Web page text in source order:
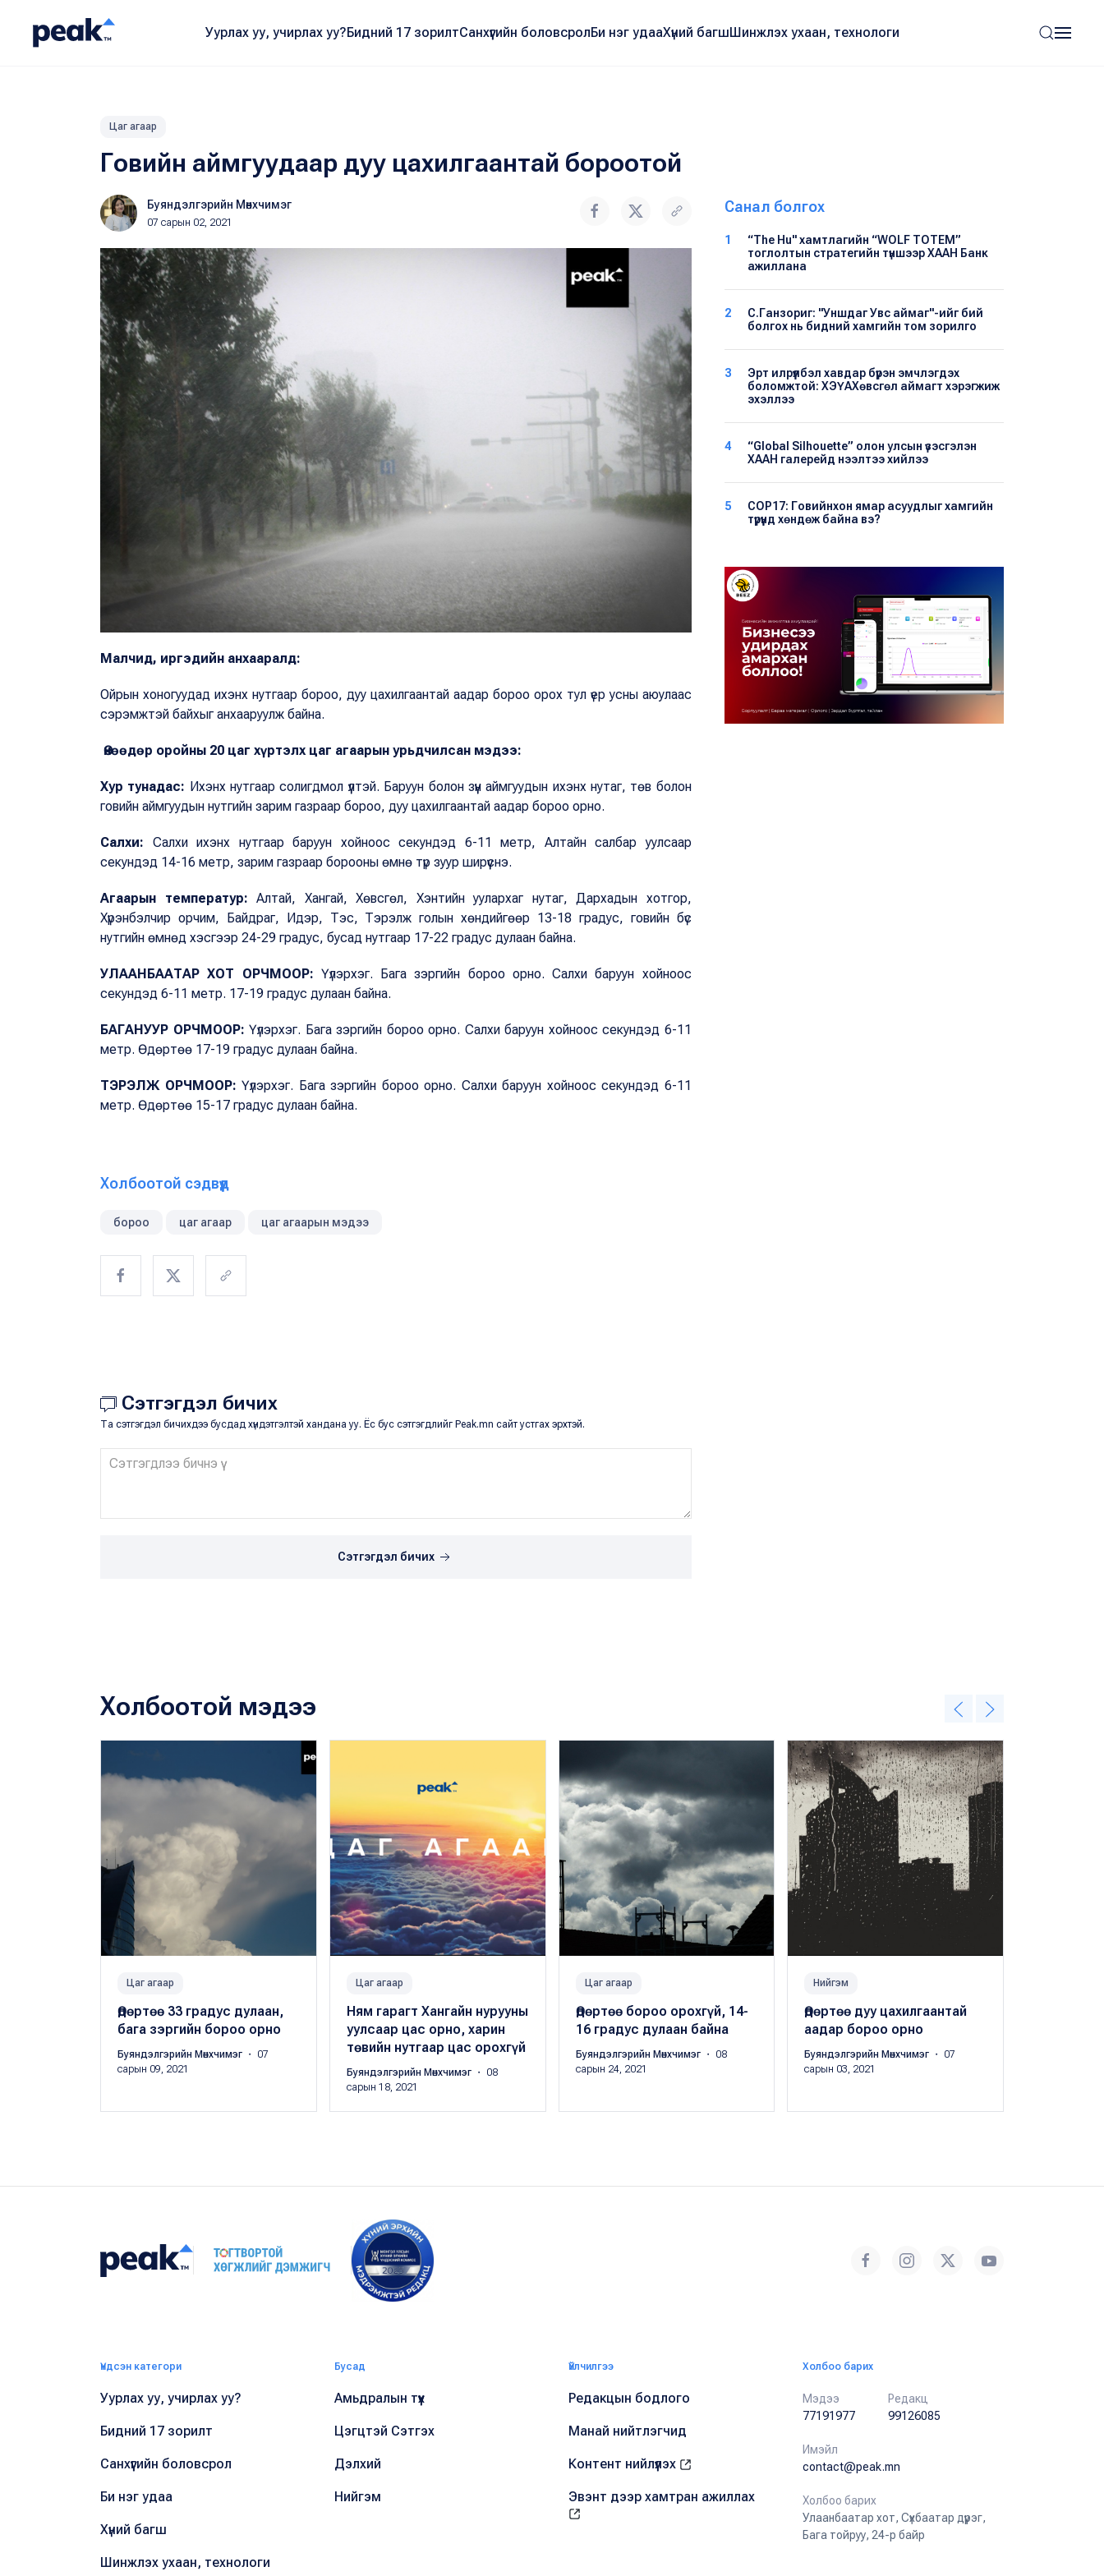
Уурлах уу, учирлах уу?Бидний 17 зорилтСанхүүгийн боловсролБи нэг удааХүний багшШинжлэх ухаан, технологи
Цаг агаар
Говийн аймгуудаар дуу цахилгаантай бороотой
Буяндэлгэрийн Мөнхчимэг
07 сарын 02, 2021
Малчид, иргэдийн анхааралд:
Ойрын хоногуудад ихэнх нутгаар бороо, дуу цахилгаантай аадар бороо орох тул үер усны аюулаас
сэрэмжтэй байхыг анхааруулж байна.
Өнөөдөр оройны 20 цаг хүртэлх цаг агаарын урьдчилсан мэдээ:
Хур тунадас: Ихэнх нутгаар солигдмол үүлтэй. Баруун болон зүүн аймгуудын ихэнх нутаг, төв болон
говийн аймгуудын нутгийн зарим газраар бороо, дуу цахилгаантай аадар бороо орно.
Салхи: Салхи ихэнх нутгаар баруун хойноос секундэд 6-11 метр, Алтайн салбар уулсаар
секундэд 14-16 метр, зарим газраар борооны өмнө түр зуур ширүүснэ.
Агаарын температур:Алтай, Хангай, Хөвсгөл, Хэнтийн уулархаг нутаг, Дархадын хотгор,
Хүрэнбэлчир орчим, Байдраг, Идэр, Тэс, Тэрэлж голын хөндийгөөр 13-18 градус, говийн бүс
нутгийн өмнөд хэсгээр 24-29 градус, бусад нутгаар 17-22 градус дулаан байна.
УЛААНБААТАР ХОТ ОРЧМООР: Үүлэрхэг. Бага зэргийн бороо орно. Салхи баруун хойноос
секундэд 6-11 метр. 17-19 градус дулаан байна.
БАГАНУУР ОРЧМООР: Үүлэрхэг. Бага зэргийн бороо орно. Салхи баруун хойноос секундэд 6-11
метр. Өдөртөө 17-19 градус дулаан байна.
ТЭРЭЛЖ ОРЧМООР:Үүлэрхэг. Бага зэргийн бороо орно. Салхи баруун хойноос секундэд 6-11
метр. Өдөртөө 15-17 градус дулаан байна.
Холбоотой сэдвүүд
бороо цаг агаар цаг агаарын мэдээ
Сэтгэгдэл бичих
Та сэтгэгдэл бичихдээ бусдад хүндэтгэлтэй хандана уу. Ёс бус сэтгэгдлийг Peak.mn сайт устгах эрхтэй.
Сэтгэгдэл бичих
Санал болгох
1
“The Hu" хамтлагийн “WOLF TOTEM”
тоглолтын стратегийн түншээр ХААН Банк
ажиллана
2
С.Ганзориг: "Уншдаг Увс аймаг"-ийг бий
болгох нь бидний хамгийн том зорилго
3
Эрт илрүүлбэл хавдар бүрэн эмчлэгдэх
боломжтой: ХЭҮА​Хөвсгөл аймагт хэрэгжиж
эхэллээ
4
“Global Silhouette” олон улсын үзэсгэлэн
ХААН галерейд нээлтээ хийлээ
5
COP17: Говийнхон ямар асуудлыг хамгийн
түрүүнд хөндөж байна вэ?
Холбоотой мэдээ
Цаг агаар
Өдөртөө 33 градус дулаан,
бага зэргийн бороо орно
Буяндэлгэрийн Мөнхчимэг ・ 07
сарын 09, 2021
Цаг агаар
Ням гарагт Хангайн нурууны
уулсаар цас орно, харин
төвийн нутгаар цас орохгүй
Буяндэлгэрийн Мөнхчимэг ・ 08
сарын 18, 2021
Цаг агаар
Өдөртөө бороо орохгүй, 14-
16 градус дулаан байна
Буяндэлгэрийн Мөнхчимэг ・ 08
сарын 24, 2021
Нийгэм
Өдөртөө дуу цахилгаантай
аадар бороо орно
Буяндэлгэрийн Мөнхчимэг ・ 07
сарын 03, 2021
Үндсэн категори
Уурлах уу, учирлах уу?
Бидний 17 зорилт
Санхүүгийн боловсрол
Би нэг удаа
Хүний багш
Шинжлэх ухаан, технологи
Бусад
Амьдралын түүх
Цэгцтэй Сэтгэх
Дэлхий
Нийгэм
Үйлчилгээ
Редакцын бодлого
Манай нийтлэгчид
Контент нийлүүлэх
Эвэнт дээр хамтран ажиллах
Холбоо барих
Мэдээ
77191977
Редакц
99126085
Имэйл
contact@peak.mn
Холбоо барих
Улаанбаатар хот, Сүхбаатар дүүрэг,
Бага тойруу, 24-р байр